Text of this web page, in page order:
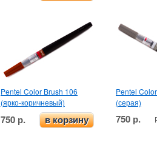
Pentel Color Brush 106
(ярко-коричневый)
750 р. в корзину
Pentel
(серая)
750 р.